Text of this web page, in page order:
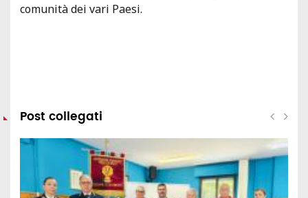
comunità dei vari Paesi.
Post collegati